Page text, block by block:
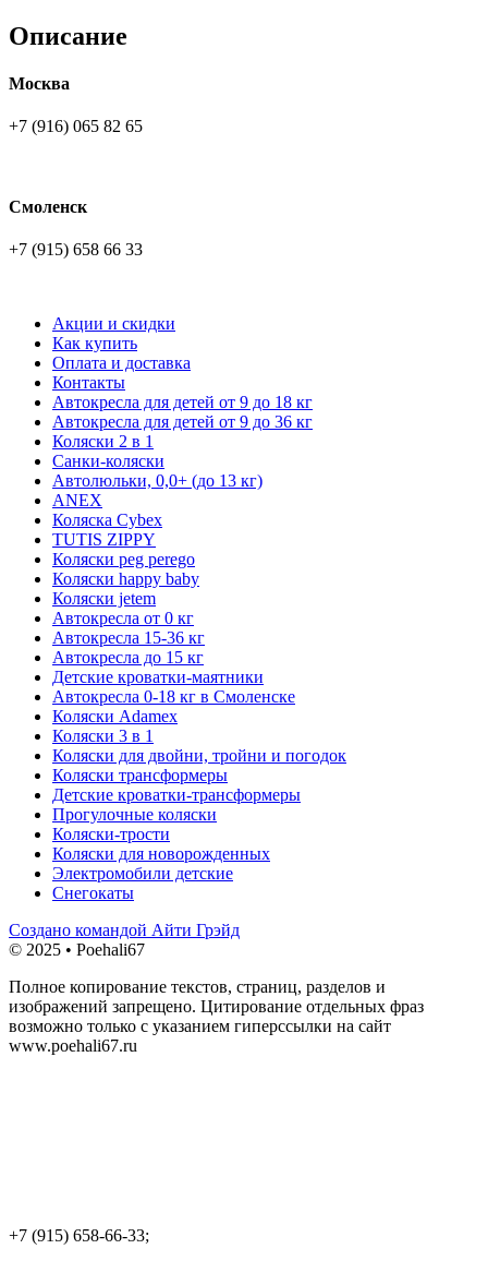
Описание
Москва
+7 (916) 065 82 65
Смоленск
+7 (915) 658 66 33
Акции и скидки
Как купить
Оплата и доставка
Контакты
Автокресла для детей от 9 до 18 кг
Автокресла для детей от 9 до 36 кг
Коляски 2 в 1
Санки-коляски
Автолюльки, 0,0+ (до 13 кг)
ANEX
Коляска Cybex
TUTIS ZIPPY
Коляски peg perego
Коляски happy baby
Коляски jetem
Автокресла от 0 кг
Автокресла 15-36 кг
Автокресла до 15 кг
Детские кроватки-маятники
Автокресла 0-18 кг в Смоленске
Коляски Adamex
Коляски 3 в 1
Коляски для двойни, тройни и погодок
Коляски трансформеры
Детские кроватки-трансформеры
Прогулочные коляски
Коляски-трости
Коляски для новорожденных
Электромобили детские
Снегокаты
Создано командой Айти Грэйд
© 2025 • Poehali67
Полное копирование текстов, страниц, разделов и
изображений запрещено. Цитирование отдельных фраз
возможно только с указанием гиперссылки на сайт
www.poehali67.ru
+7 (915) 658-66-33;